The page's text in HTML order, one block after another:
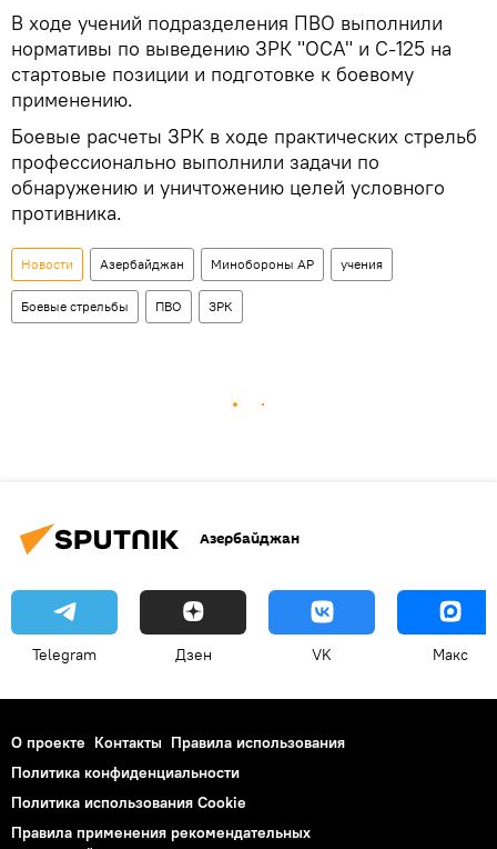
В ходе учений подразделения ПВО выполнили
нормативы по выведению ЗРК "ОСА" и С-125 на
стартовые позиции и подготовке к боевому
применению.
Боевые расчеты ЗРК в ходе практических стрельб
профессионально выполнили задачи по
обнаружению и уничтожению целей условного
противника.
Новости Азербайджан Минобороны АР учения
Боевые стрельбы ПВО ЗРК
Азербайджан
Telegram Дзен VK Макс
О проекте Контакты Правила использования
Политика конфиденциальности
Политика использования Cookie
Правила применения рекомендательных